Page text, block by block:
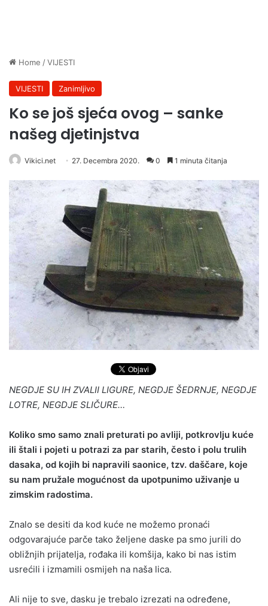
Home /VIJESTI
VIJESTI Zanimljivo
Ko se još sjeća ovog – sanke
našeg djetinjstva
Vikici.net 27. Decembra 2020. 0 1 minuta čitanja
NEGDJE SU IH ZVALII LIGURE, NEGDJE ŠEDRNJE, NEGDJE
LOTRE, NEGDJE SLIČURE…
Koliko smo samo znali preturati po avliji, potkrovlju kuće
ili štali i pojeti u potrazi za par starih, često i polu trulih
dasaka, od kojih bi napravili saonice, tzv. daščare, koje
su nam pružale mogućnost da upotpunimo uživanje u
zimskim radostima.
Znalo se desiti da kod kuće ne možemo pronaći
odgovarajuće parče tako željene daske pa smo jurili do
obližnjih prijatelja, rođaka ili komšija, kako bi nas istim
usrećili i izmamili osmijeh na naša lica.
Ali nije to sve, dasku je trebalo izrezati na određene,